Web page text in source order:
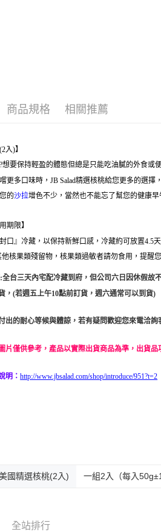
商品規格 相關推薦
入)】
想要保持輕盈的體態但總是只能吃油膩的外食或
更多口味時，JB Salad精選核桃給您更多的選
的沙拉增色不少，當然也不能忘了幫您的健康
期限】
口』冷藏，以保持新鮮口感，冷藏約可放置4.5
核果類殘留物，核果類過敏者請勿食用 ，提醒
全台三天內宅配冷藏到府，但公司六日因休假故
，(若週五上午10點前訂貨，週六通常可以到貨)
出的耐心等候與體諒，若有疑問歡迎您來電洽詢
片僅供參考，產品以實際出貨商品為準，出貨
明：http://www.jbsalad.com/shop/introduce/951?t=2
國精選核桃(2入) 一組2入（每入
全站排行